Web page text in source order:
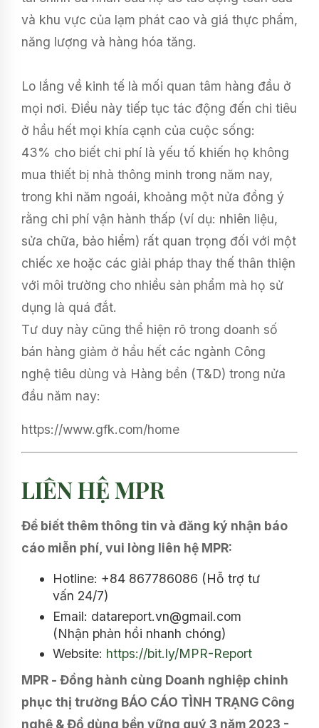
và khu vực của lạm phát cao và giá thực phẩm,
năng lượng và hàng hóa tăng.
Lo lắng về kinh tế là mối quan tâm hàng đầu ở
mọi nơi. Điều này tiếp tục tác động đến chi tiêu
ở hầu hết mọi khía cạnh của cuộc sống:
43% cho biết chi phí là yếu tố khiến họ không
mua thiết bị nhà thông minh trong năm nay,
trong khi năm ngoái, khoảng một nửa đồng ý
rằng chi phí vận hành thấp (ví dụ: nhiên liệu,
sửa chữa, bảo hiểm) rất quan trọng đối với một
chiếc xe hoặc các giải pháp thay thế thân thiện
với môi trường cho nhiều sản phẩm mà họ sử
dụng là quá đắt.
Tư duy này cũng thể hiện rõ trong doanh số
bán hàng giảm ở hầu hết các ngành Công
nghệ tiêu dùng và Hàng bền (T&D) trong nửa
đầu năm nay:
https://www.gfk.com/home
LIÊN HỆ MPR
Để biết thêm thông tin và đăng ký nhận báo
cáo miễn phí, vui lòng liên hệ MPR:
Hotline: +84 867786086 (Hỗ trợ tư
vấn 24/7)
Email: datareport.vn@gmail.com
(Nhận phản hồi nhanh chóng)
Website: https://bit.ly/MPR-Report
MPR - Đồng hành cùng Doanh nghiệp chinh
phục thị trường BÁO CÁO TÌNH TRẠNG Công
nghệ & Đồ dùng bền vững quý 3 năm 2023 -